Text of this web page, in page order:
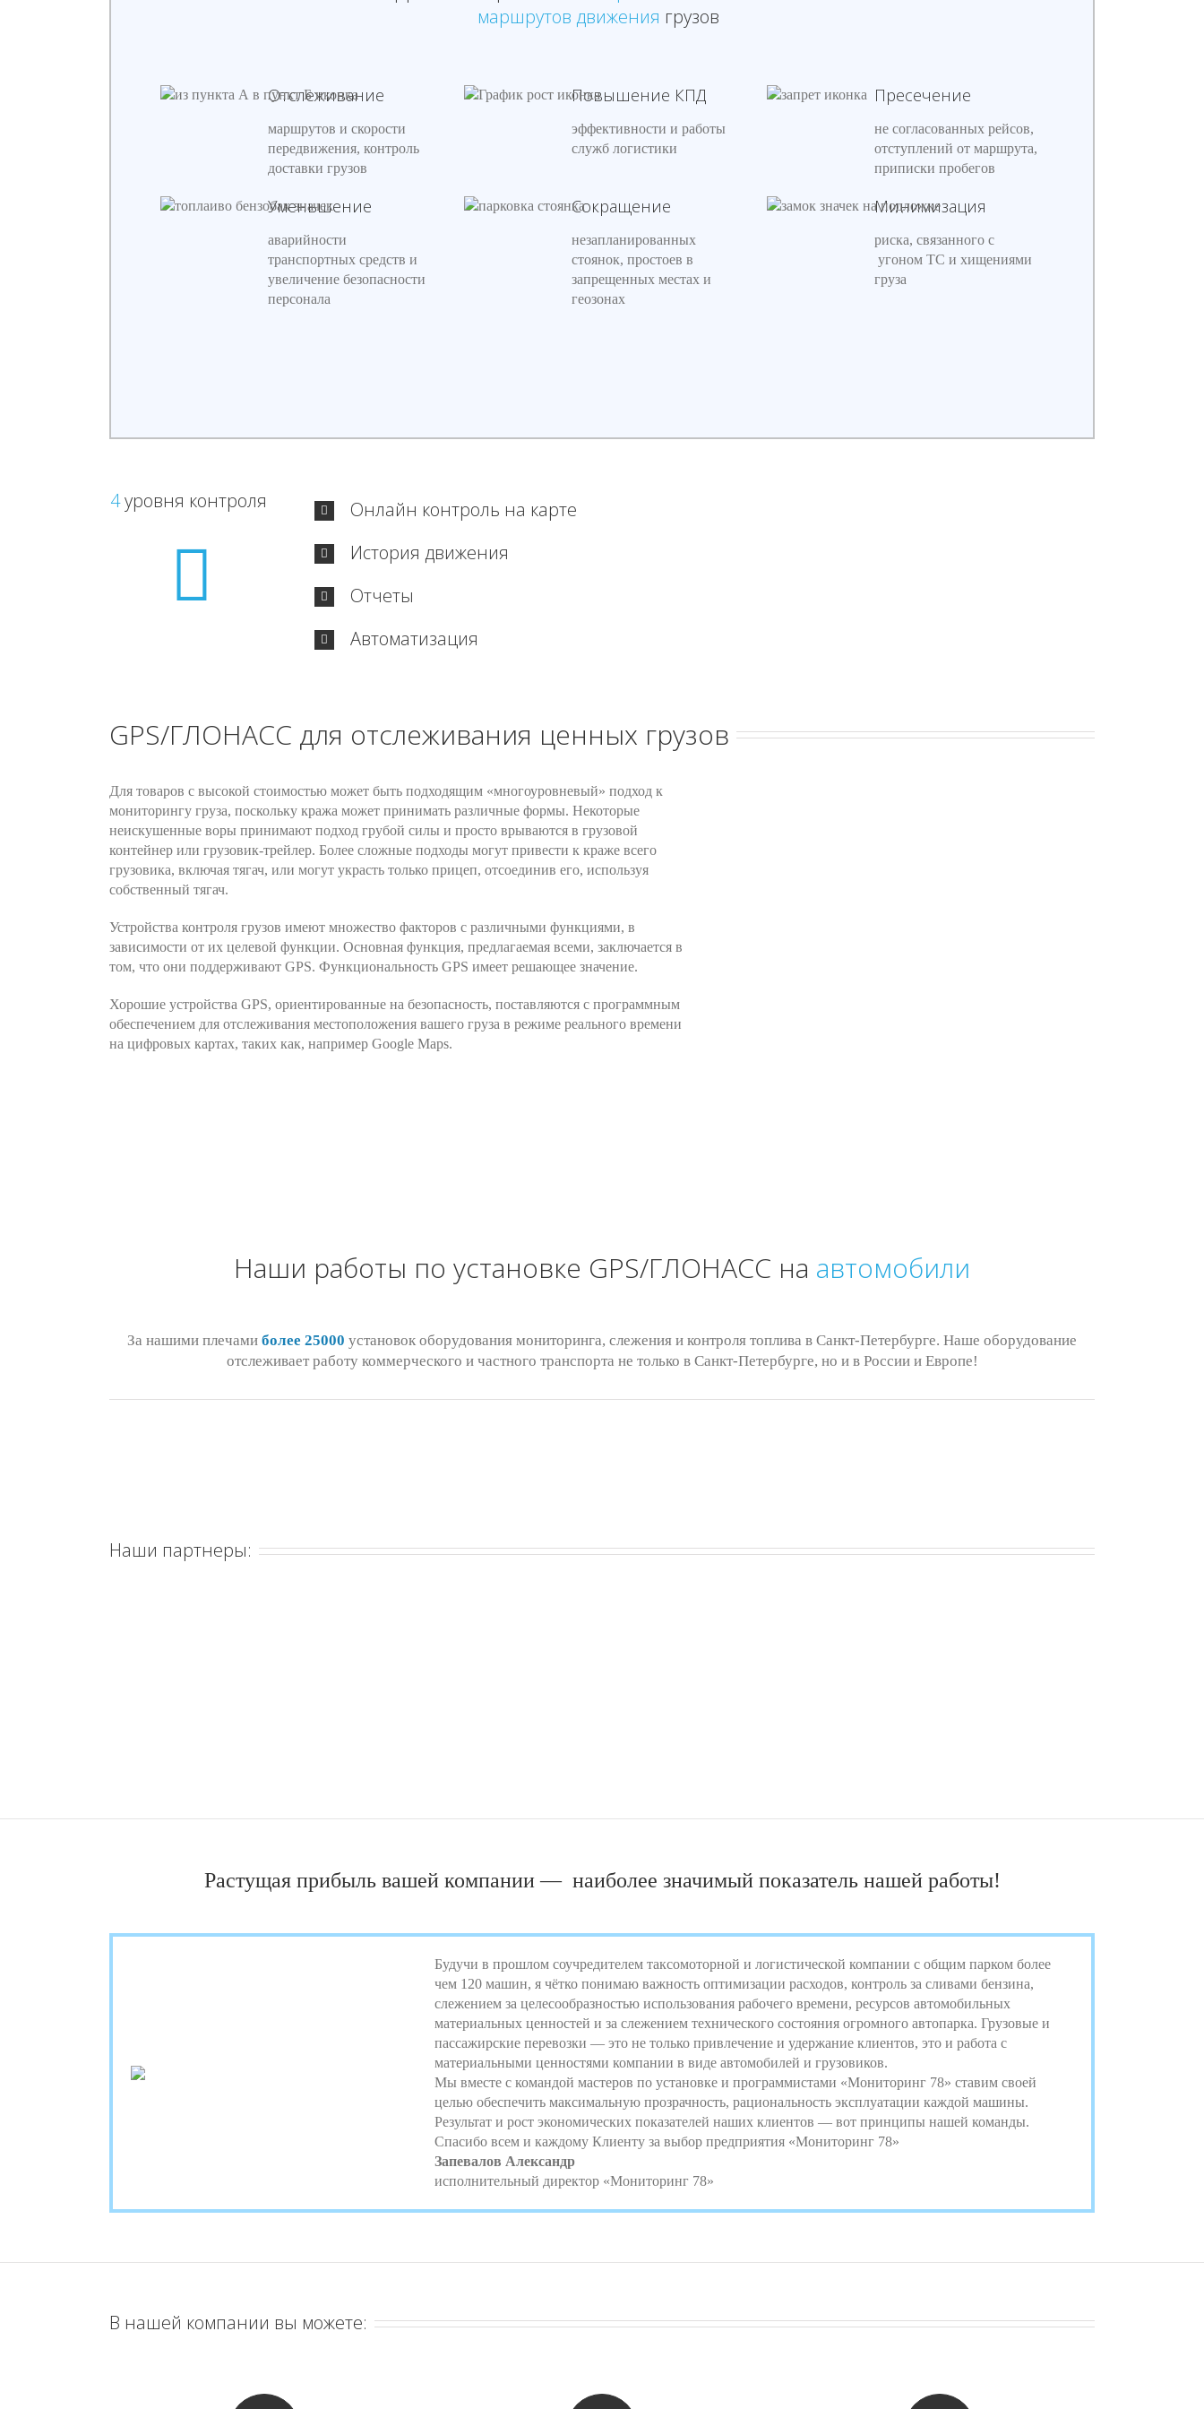
маршрутов движения грузов
Отслеживание
маршрутов и скорости
передвижения, контроль
доставки грузов
Повышение КПД
эффективности и работы
служб логистики
Пресечение
не согласованных рейсов,
отступлений от маршрута,
приписки пробегов
Уменьшение
аварийности
транспортных средств и
увеличение безопасности
персонала
Сокращение
незапланированных
стоянок, простоев в
запрещенных местах и
геозонах
Минимизация
риска, связанного с
угоном ТС и хищениями
груза
4уровня контроля
Онлайн контроль на карте
История движения
Отчеты
Автоматизация
GPS/ГЛОНАСС для отслеживания ценных грузов
Для товаров с высокой стоимостью может быть подходящим «многоуровневый» подход к
мониторингу груза, поскольку кража может принимать различные формы. Некоторые
неискушенные воры принимают подход грубой силы и просто врываются в грузовой
контейнер или грузовик-трейлер. Более сложные подходы могут привести к краже всего
грузовика, включая тягач, или могут украсть только прицеп, отсоединив его, используя
собственный тягач.
Устройства контроля грузов имеют множество факторов с различными функциями, в
зависимости от их целевой функции. Основная функция, предлагаемая всеми, заключается в
том, что они поддерживают GPS. Функциональность GPS имеет решающее значение.
Хорошие устройства GPS, ориентированные на безопасность, поставляются с программным
обеспечением для отслеживания местоположения вашего груза в режиме реального времени
на цифровых картах, таких как, например Google Maps.
Наши работы по установке GPS/ГЛОНАСС на автомобили
За нашими плечами более 25000 установок оборудования мониторинга, слежения и контроля топлива в Санкт-Петербурге. Наше оборудование
отслеживает работу коммерческого и частного транспорта не только в Санкт-Петербурге, но и в России и Европе!
Наши партнеры:
Растущая прибыль вашей компании — наиболее значимый показатель нашей работы!
Будучи в прошлом соучредителем таксомоторной и логистической компании с общим парком более
чем 120 машин, я чётко понимаю важность оптимизации расходов, контроль за сливами бензина,
слежением за целесообразностью использования рабочего времени, ресурсов автомобильных
материальных ценностей и за слежением технического состояния огромного автопарка. Грузовые и
пассажирские перевозки — это не только привлечение и удержание клиентов, это и работа с
материальными ценностями компании в виде автомобилей и грузовиков.
Мы вместе с командой мастеров по установке и программистами «Мониторинг 78» ставим своей
целью обеспечить максимальную прозрачность, рациональность эксплуатации каждой машины.
Результат и рост экономических показателей наших клиентов — вот принципы нашей команды.
Спасибо всем и каждому Клиенту за выбор предприятия «Мониторинг 78»
Запевалов Александр
исполнительный директор «Мониторинг 78»
В нашей компании вы можете: